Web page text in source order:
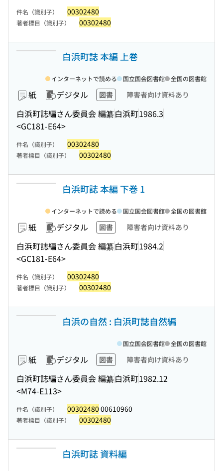
件名（識別子） 00302480
著者標目（識別子） 00302480
白浜町誌 本編 上巻
紙 デジタル 図書 障害者向け資料あり
白浜町誌編さん委員会 編纂白浜町1986.3
<GC181-E64>
インターネットで読める 国立国会図書館 全国の図書館
件名（識別子） 00302480
著者標目（識別子） 00302480
白浜町誌 本編 下巻 1
紙 デジタル 図書 障害者向け資料あり
白浜町誌編さん委員会 編纂白浜町1984.2
<GC181-E64>
インターネットで読める 国立国会図書館 全国の図書館
件名（識別子） 00302480
著者標目（識別子） 00302480
白浜の自然 : 白浜町誌自然編
紙 デジタル 図書 障害者向け資料あり
白浜町誌編さん委員会 編纂白浜町1982.12
<M74-E113>
国立国会図書館 全国の図書館
件名（識別子） 00302480 00610960
著者標目（識別子） 00302480
白浜町誌 資料編